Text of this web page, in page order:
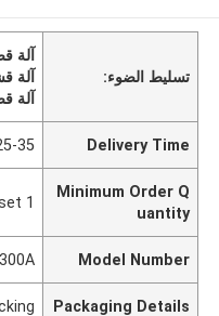
تسليط الضوء:
آلة
آلة
آلة
Delivery Time
35 days
Minimum Order Q
uantity
1 set
Model Number
Packaging Details